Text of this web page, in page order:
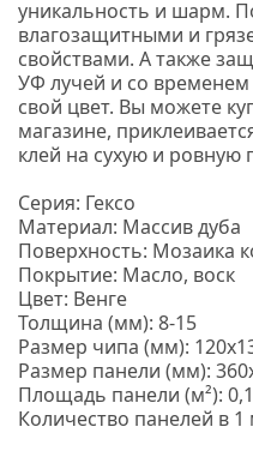
уникальность и шарм.
влагозащитными и
свойствами. А также
УФ лучей и со
свой цвет. Вы можете
магазине,
клей на сухую и ровную
Серия: Гексо
Материал: Массив дуба
Поверхность: Мозаика
Покрытие: Масло, воск
Цвет: Венге
Толщина (мм): 8-15
Размер чипа (мм):
Размер панели (мм):
Площадь панели (м²):
Количество панелей в 1